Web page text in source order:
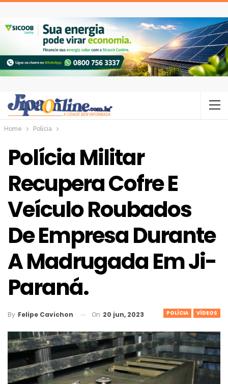
Home Polícia
Polícia Militar
Recupera Cofre E
Veículo Roubados
De Empresa Durante
A Madrugada Em Ji-
Paraná.
POLÍCIA VÍDEOS
By Felipe Cavichon On 20 jun, 2023